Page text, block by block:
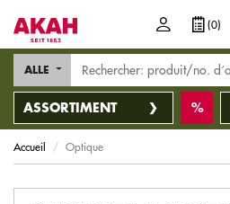
(0)
ASSORTIMENT
ALLE
Accueil Optique